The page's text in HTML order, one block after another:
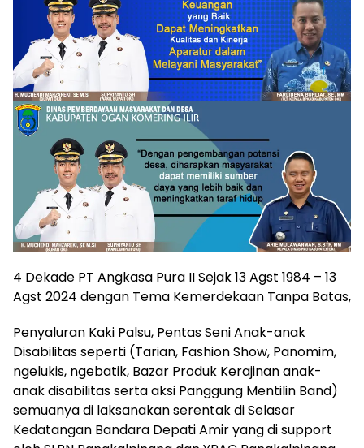
4 Dekade PT Angkasa Pura II Sejak 13 Agst 1984 – 13
Agst 2024 dengan Tema Kemerdekaan Tanpa Batas,
Penyaluran Kaki Palsu, Pentas Seni Anak-anak
Disabilitas seperti (Tarian, Fashion Show, Panomim,
ngelukis, ngebatik, Bazar Produk Kerajinan anak-
anak disabilitas serta aksi Panggung Mentilin Band)
semuanya di laksanakan serentak di Selasar
Kedatangan Bandara Depati Amir yang di support